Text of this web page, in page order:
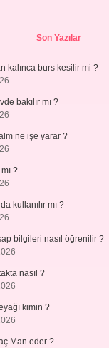
Son Yazılar
kalınca burs kesilir mi ?
bakılır mı ?
ne işe yarar ?
?
kullanılır mı ?
bilgileri nasıl öğrenilir ?
nasıl ?
kimin ?
Man eder ?